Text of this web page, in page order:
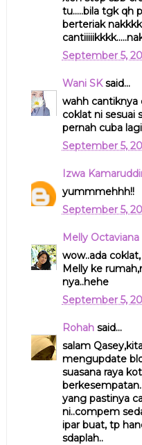
tu.....bila tgk qh
berteriak
September 5,
Wani SKsaid...
wahh cantiknya
coklat ni sesuai
pernah cuba
September 5,
Izwa
yummmehhh!!
September 5,
Melly Octaviana
wow..ada
Melly ke
nya..hehe
September 5,
Rohahsaid...
salam
mengupdate
suasana raya
yang pastinya
ni..compem
ipar buat, tp
sdaplah..